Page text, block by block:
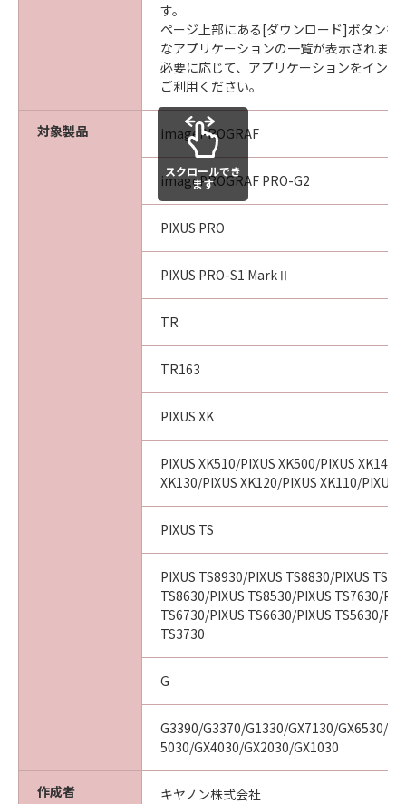
す。
ページ上部にある[ダウンロード]ボタンを
なアプリケーションの一覧が表示されます
必要に応じて、アプリケーションをイン
ご利用ください。
対象製品 imagePROGRAF
imagePROGRAF PRO-G2
PIXUS PRO
PIXUS PRO-S1 MarkⅡ
TR
TR163
PIXUS XK
PIXUS XK510/PIXUS XK500/PIXUS XK140/
XK130/PIXUS XK120/PIXUS XK110/PIXUS
PIXUS TS
PIXUS TS8930/PIXUS TS8830/PIXUS
TS8630/PIXUS TS8530/PIXUS TS7630/
TS6730/PIXUS TS6630/PIXUS TS5630/
TS3730
G
G3390/G3370/G1330/GX7130/GX6530/
5030/GX4030/GX2030/GX1030
作成者 キヤノン株式会社
スクロールでき
ます